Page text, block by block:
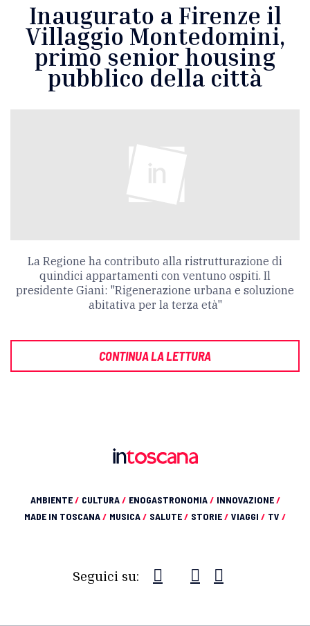
Inaugurato a Firenze il
Villaggio Montedomini,
primo senior housing
pubblico della città
La Regione ha contributo alla ristrutturazione di
quindici appartamenti con ventuno ospiti. Il
presidente Giani: "Rigenerazione urbana e soluzione
abitativa per la terza età"
CONTINUA LA LETTURA
AMBIENTE/ CULTURA/ ENOGASTRONOMIA/ INNOVAZIONE/
MADE IN TOSCANA/ MUSICA/ SALUTE/ STORIE/ VIAGGI / TV /
Seguici su: